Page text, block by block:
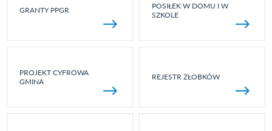
GRANTY PPGR
POSIŁEK W DOMU I W
SZKOLE
PROJEKT CYFROWA
GMINA
REJESTR ŻŁOBKÓW